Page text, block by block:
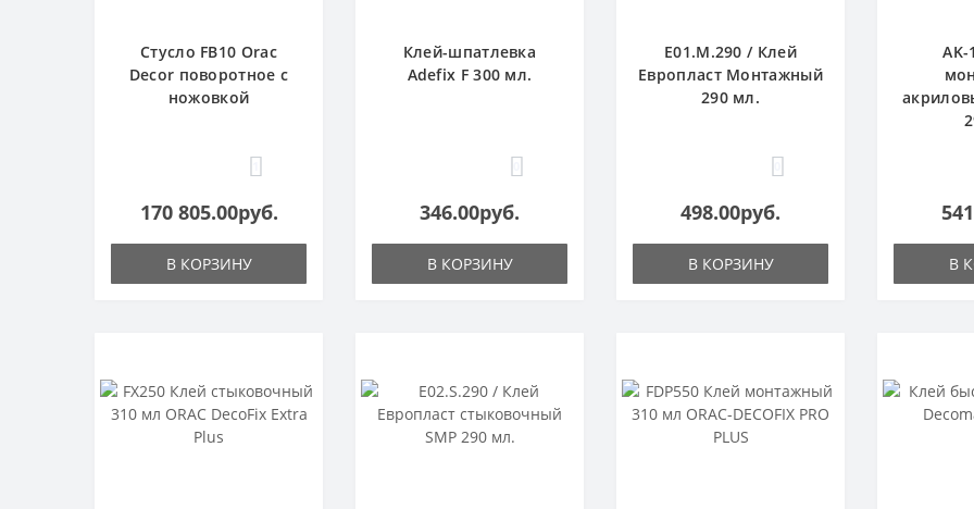
Стусло FB10 Orac
Decor поворотное с
ножовкой
170 805.00руб.
В КОРЗИНУ
Клей-шпатлевка
Adefix F 300 мл.
346.00руб.
В КОРЗИНУ
E01.M.290 / Клей
Европласт Монтажный
290 мл.
498.00руб.
В КОРЗИНУ В